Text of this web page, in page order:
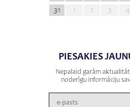
31
1 2 3 4
PIESAKIES
Nepalaid garām
noderīgu informāciju